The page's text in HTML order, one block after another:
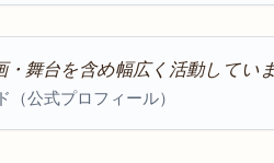
・舞台を含め幅広く活動してい
公式プロフィール）